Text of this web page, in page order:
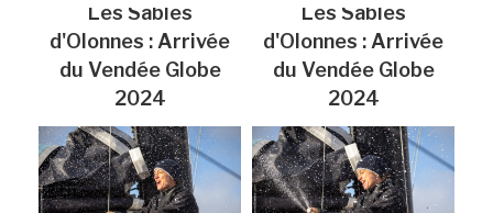
Les Sables
d'Olonnes : Arrivée
du Vendée Globe
2024
Les Sables
d'Olonnes : Arrivée
du Vendée Globe
2024